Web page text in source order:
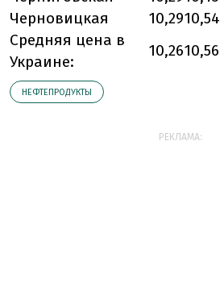
Черновицкая
10,2910,54
Средняя цена в
Украине:
10,2610,56
НЕФТЕПРОДУКТЫ
РЕКЛАМА: